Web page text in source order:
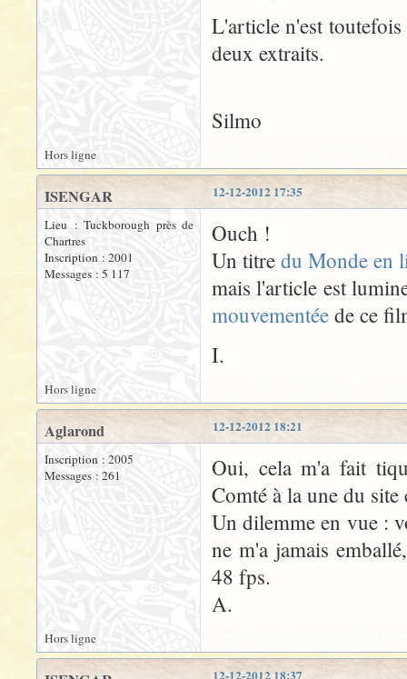
L'article n'est
deux extraits.
Silmo
Hors ligne
12-12-2012 17:35
ISENGAR
Lieu : Tuckborough près de
Chartres
Inscription : 2001
Messages : 5 117
Ouch !
Un titre du Monde en
mais l'article est
mouvementée de ce
I.
Hors ligne
12-12-2012 18:21
Aglarond
Inscription : 2005
Messages : 261
Oui, cela m'a fait
Comté à la une du site
Un dilemme en vue :
ne m'a jamais
48 fps.
A.
Hors ligne
12-12-2012 18:37